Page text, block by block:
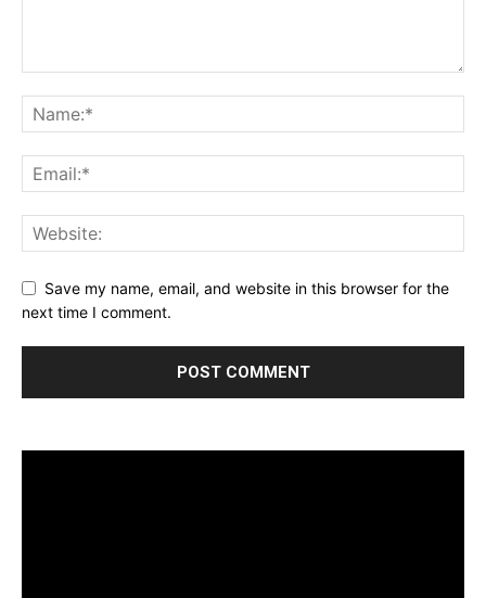
Save my name, email, and website in this browser for the
next time I comment.